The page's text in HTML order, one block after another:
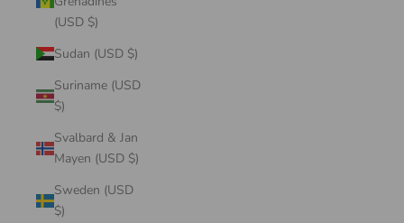
(USD $)
Sudan (USD $)
Suriname (USD
$)
Svalbard & Jan
Mayen (USD $)
Sweden (USD
$)